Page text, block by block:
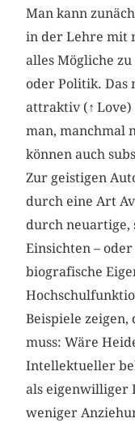
Man kann
in der Lehre mit
alles Mögliche
oder Politik. Das
attraktiv (↑Love)
man, manchmal
können auch
Zur geistigen
durch eine Art
durch neuartige,
Einsichten –
biografische
Beispiele zeigen,
muss: Wäre
Intellektueller
als eigenwilliger
weniger